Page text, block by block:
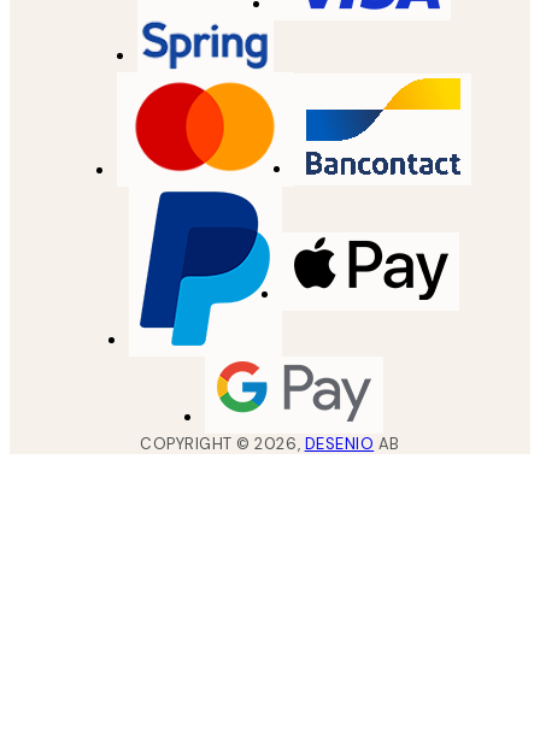
COPYRIGHT ©2026, DESENIO AB